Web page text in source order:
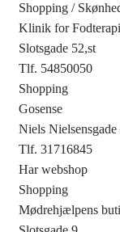
Shopping /
Klinik for Fodterapi
Slotsgade 52,st
Tlf. 54850050
Shopping
Gosense
Niels Nielsensgade
Tlf. 31716845
Har webshop
Shopping
Mødrehjælpens